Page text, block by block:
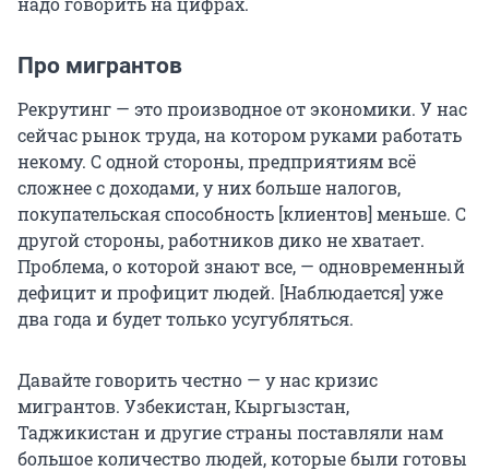
Про мигрантов
Рекрутинг — это производное от экономики. У нас
сейчас рынок труда, на котором руками работать
некому. С одной стороны, предприятиям всё
сложнее с доходами, у них больше налогов,
покупательская способность [клиентов] меньше. С
другой стороны, работников дико не хватает.
Проблема, о которой знают все, — одновременный
дефицит и профицит людей. [Наблюдается] уже
два года и будет только усугубляться.
Давайте говорить честно — у нас кризис
мигрантов. Узбекистан, Кыргызстан,
Таджикистан и другие страны поставляли нам
большое количество людей, которые были готовы